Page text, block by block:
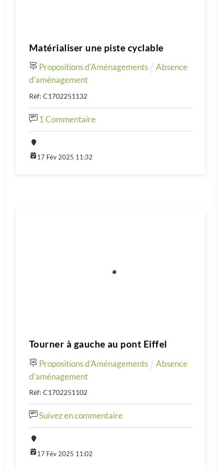
Matérialiser une piste cyclable
Propositions d'Aménagements
Absence
d'aménagement
Réf: C1702251132
1 Commentaire
17 Fév 2025 11:32
Tourner à gauche au pont Eiffel
Propositions d'Aménagements
Absence
d'aménagement
Réf: C1702251102
Suivez en commentaire
17 Fév 2025 11:02